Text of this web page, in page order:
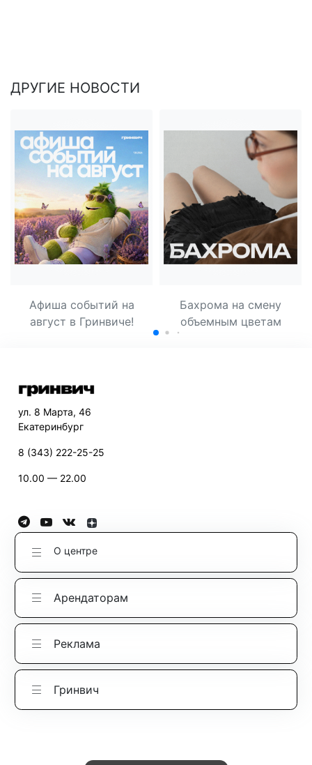
ДРУГИЕ НОВОСТИ
Афиша событий на
август в Гринвиче!
Бахрома на смену
объемным цветам
ул. 8 Марта, 46
Екатеринбург
8 (343) 222-25-25
10.00 — 22.00
О центре
Арендаторам
Реклама
Гринвич